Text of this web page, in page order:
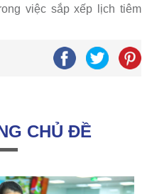
việc sắp xếp lịch tiêm
CHỦ ĐỀ